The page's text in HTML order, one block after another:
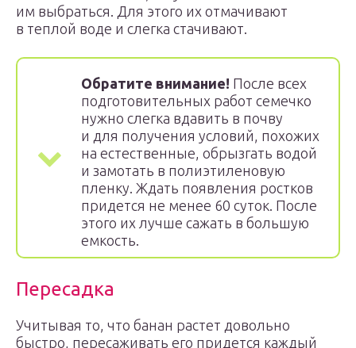
им выбраться. Для этого их отмачивают
в теплой воде и слегка стачивают.
Обратите внимание! После всех
подготовительных работ семечко
нужно слегка вдавить в почву
и для получения условий, похожих
на естественные, обрызгать водой
и замотать в полиэтиленовую
пленку. Ждать появления ростков
придется не менее 60 суток. После
этого их лучше сажать в большую
емкость.
Пересадка
Учитывая то, что банан растет довольно
быстро, пересаживать его придется каждый